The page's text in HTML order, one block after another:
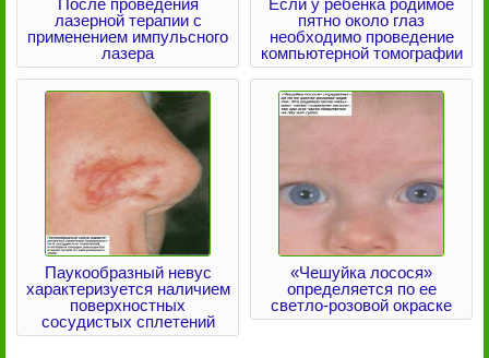
После проведения
лазерной терапии с
применением импульсного
лазера
Если у ребенка родимое
пятно около глаз
необходимо проведение
компьютерной томографии
Паукообразный невус
характеризуется наличием
поверхностных
сосудистых сплетений
«Чешуйка лосося»
определяется по ее
светло-розовой окраске